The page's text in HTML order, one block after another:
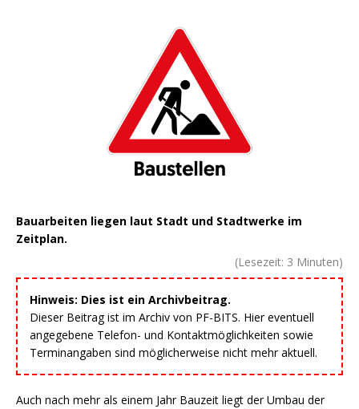
Bauarbeiten liegen laut Stadt und Stadtwerke im
Zeitplan.
(Lesezeit: 3 Minuten)
Hinweis: Dies ist ein Archivbeitrag.
Dieser Beitrag ist im Archiv von PF-BITS. Hier eventuell
angegebene Telefon- und Kontaktmöglichkeiten sowie
Terminangaben sind möglicherweise nicht mehr aktuell.
Auch nach mehr als einem Jahr Bauzeit liegt der Umbau der